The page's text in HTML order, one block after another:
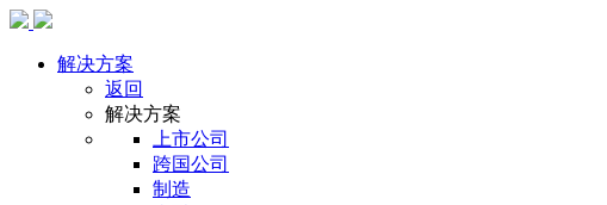
解决方案
返回
解决方案
上市公司
跨国公司
制造